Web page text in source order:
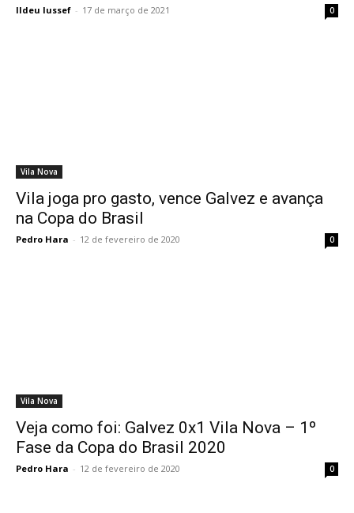
Ildeu Iussef - 17 de março de 2021 0
Vila Nova
Vila joga pro gasto, vence Galvez e avança
na Copa do Brasil
Pedro Hara - 12 de fevereiro de 2020 0
Vila Nova
Veja como foi: Galvez 0x1 Vila Nova – 1º
Fase da Copa do Brasil 2020
Pedro Hara - 12 de fevereiro de 2020 0